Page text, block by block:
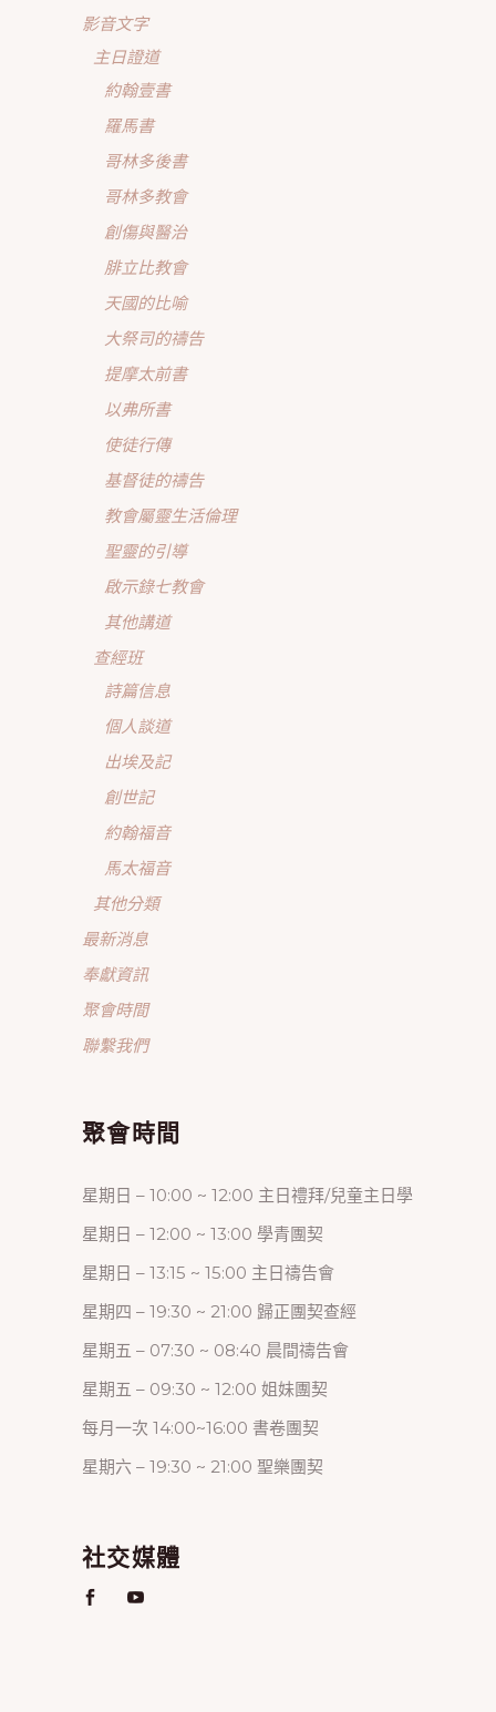
影音文字
主日證道
約翰壹書
羅馬書
哥林多後書
哥林多教會
創傷與醫治
腓立比教會
天國的比喻
大祭司的禱告
提摩太前書
以弗所書
使徒行傳
基督徒的禱告
教會屬靈生活倫理
聖靈的引導
啟示錄七教會
其他講道
查經班
詩篇信息
個人談道
出埃及記
創世記
約翰福音
馬太福音
其他分類
最新消息
奉獻資訊
聚會時間
聯繫我們
聚會時間
星期日 – 10:00 ~ 12:00 主日禮拜/兒童主日學
星期日 – 12:00 ~ 13:00 學青團契
星期日 – 13:15 ~ 15:00 主日禱告會
星期四 – 19:30 ~ 21:00 歸正團契查經
星期五 – 07:30 ~ 08:40 晨間禱告會
星期五 – 09:30 ~ 12:00 姐妹團契
每月一次 14:00~16:00 書卷團契
星期六 – 19:30 ~ 21:00 聖樂團契
社交媒體